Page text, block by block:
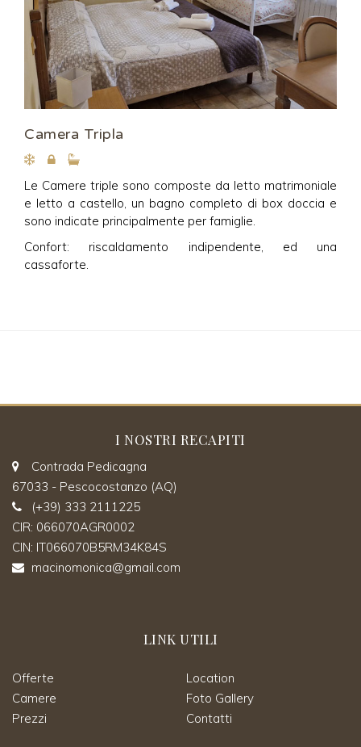
Camera Tripla
Le Camere triple sono composte da letto matrimoniale
e letto a castello, un bagno completo di box doccia e
sono indicate principalmente per famiglie.
Confort: riscaldamento indipendente, ed una
cassaforte.
I NOSTRI RECAPITI
Contrada Pedicagna
67033 - Pescocostanzo (AQ)
(+39) 333 2111225
CIR: 066070AGR0002
CIN: IT066070B5RM34K84S
macinomonica@gmail.com
LINK UTILI
Offerte
Camere
Prezzi
Location
Foto Gallery
Contatti